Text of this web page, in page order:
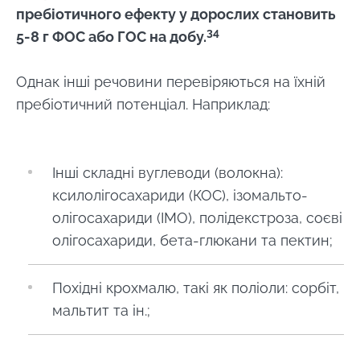
пребіотичного ефекту у дорослих становить
5-8 г ФОС або ГОС на добу.34
Однак інші речовини перевіряються на їхній
пребіотичний потенціал. Наприклад:
Інші складні вуглеводи (волокна):
ксилолігосахариди (КОС), ізомальто-
олігосахариди (IMO), полідекстроза, соєві
олігосахариди, бета-глюкани та пектин;
Похідні крохмалю, такі як поліоли: сорбіт,
мальтит та ін.;